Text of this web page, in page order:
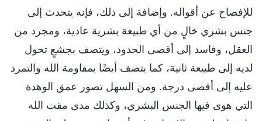
للإفصاح عن أقواله. وإضافة إلى ذلك، فإنه يتحدث إلى
جنس بشري خالٍ من أي طبيعة بشرية عادية، ومجرد من
العقل، وفاسد إلى أقصى الحدود، ويتصف بجشعٍ تحول
لديه إلى طبيعة ثانية، كما يتصف أيضًا بمقاومة الله والتمرد
عليه إلى أقصى درجة. ومن السهل تصور عمق الوهدة
التي هوى فيها الجنس البشري، وكذلك مدى مقت الله